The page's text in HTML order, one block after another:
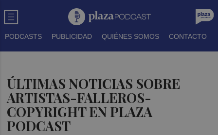
PODCASTS PUBLICIDAD QUIÉNES SOMOS CONTACTO
ÚLTIMAS NOTICIAS SOBRE
ARTISTAS-FALLEROS-
COPYRIGHT EN PLAZA
PODCAST